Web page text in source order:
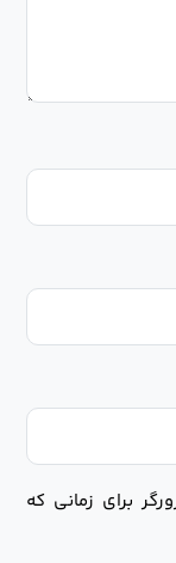
برای زمانی که